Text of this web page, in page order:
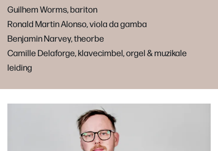
Guilhem Worms, bariton
Ronald Martin Alonso, viola da gamba
Benjamin Narvey, theorbe
Camille Delaforge, klavecimbel, orgel & muzikale
leiding